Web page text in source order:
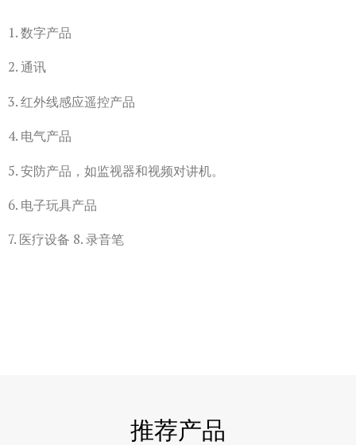
1. 数字产品
2. 通讯
3. 红外线感应遥控产品
4. 电气产品
5. 安防产品，如监视器和视频对讲机。
6. 电子玩具产品
7. 医疗设备 8. 录音笔
推荐产品